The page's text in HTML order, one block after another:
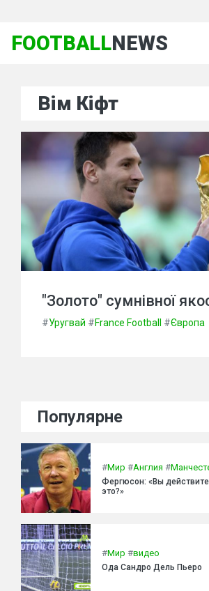
FOOTBALLNEWS
Вім Кіфт
"Золото" сумнівної
#Уругвай #France Football #Європа
Популярне
#Мир #Англия #
Фергюсон: «Вы
это?»
#Мир #видео
Ода Сандро Дель Пьеро